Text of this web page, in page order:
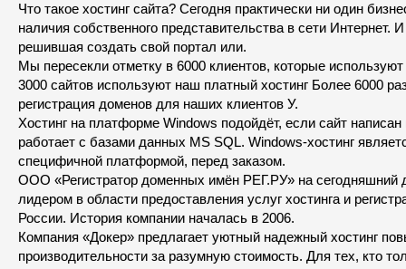
Что такое хостинг сайта? Сегодня практически ни один
наличия собственного представительства в сети Интернет.
решившая создать свой портал или.
Мы пересекли отметку в 6000 клиентов, которые
3000 сайтов используют наш платный хостинг Более 6000
регистрация доменов для наших клиентов У.
Хостинг на платформе Windows подойдёт, если сайт
работает с базами данных MS SQL. Windows-хостинг
специфичной платформой, перед заказом.
ООО «Регистратор доменных имён РЕГ.РУ» на сегодняшний
лидером в области предоставления услуг хостинга и
России. История компании началась в 2006.
Компания «Докер» предлагает уютный надежный хостинг
производительности за разумную стоимость. Для тех, кто